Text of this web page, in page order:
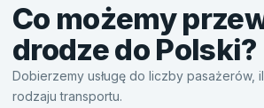
Co możemy
drodze do Polski?
Dobierzemy usługę do liczby pasażerów,
rodzaju transportu.